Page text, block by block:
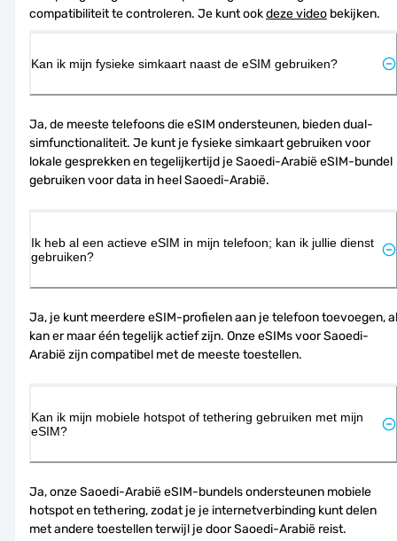
compatibiliteit te controleren. Je kunt ook deze video bekijken.
Kan ik mijn fysieke simkaart naast de eSIM gebruiken?
Ja, de meeste telefoons die eSIM ondersteunen, bieden dual-
simfunctionaliteit. Je kunt je fysieke simkaart gebruiken voor
lokale gesprekken en tegelijkertijd je Saoedi-Arabië eSIM-bundel
gebruiken voor data in heel Saoedi-Arabië.
Ik heb al een actieve eSIM in mijn telefoon; kan ik jullie dienst
gebruiken?
Ja, je kunt meerdere eSIM-profielen aan je telefoon toevoegen, al
kan er maar één tegelijk actief zijn. Onze eSIMs voor Saoedi-
Arabië zijn compatibel met de meeste toestellen.
Kan ik mijn mobiele hotspot of tethering gebruiken met mijn
eSIM?
Ja, onze Saoedi-Arabië eSIM-bundels ondersteunen mobiele
hotspot en tethering, zodat je je internetverbinding kunt delen
met andere toestellen terwijl je door Saoedi-Arabië reist.